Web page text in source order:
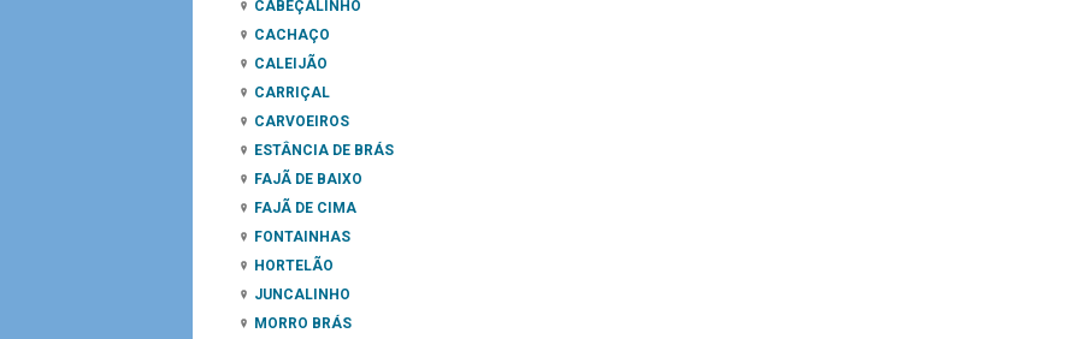
CABEÇALINHO
CACHAÇO
CALEIJÃO
CARRIÇAL
CARVOEIROS
ESTÂNCIA DE BRÁS
FAJÃ DE BAIXO
FAJÃ DE CIMA
FONTAINHAS
HORTELÃO
JUNCALINHO
MORRO BRÁS